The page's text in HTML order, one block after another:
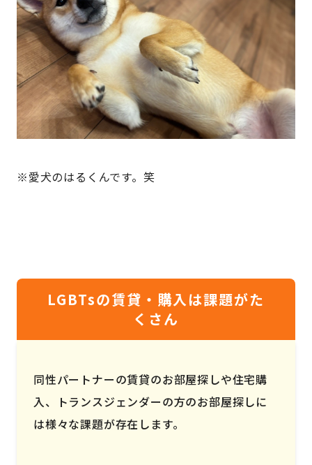
※愛犬のはるくんです。笑
LGBTsの賃貸・購入は課題がた
くさん
同性パートナーの賃貸のお部屋探しや住宅購
入、トランスジェンダーの方のお部屋探しに
は様々な課題が存在します。